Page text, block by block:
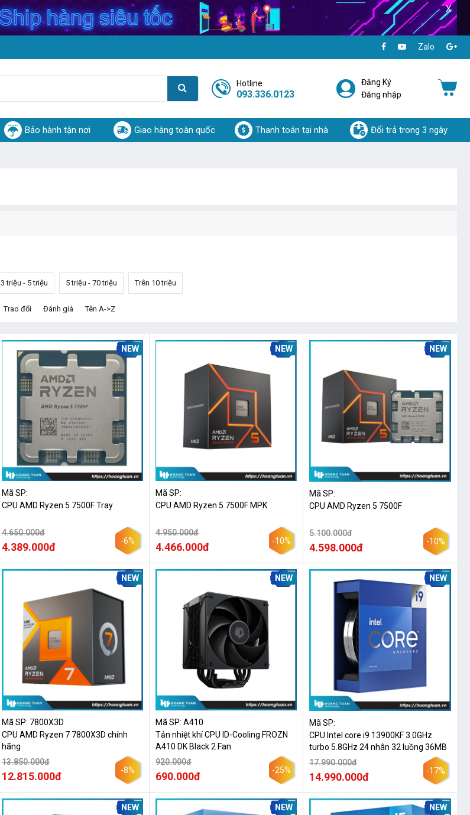
X
Zalo
Hotline
093.336.0123
Đăng Ký
Đăng nhập
Bảo hành tận nơi Giao hàng toàn quốc Thanh toán tại nhà Đổi trả trong 3 ngày
3 triệu - 5 triệu 5 triệu - 70 triệu Trên 10 triệu
Trao đổi Đánh giá Tên A->Z
NEW
Mã SP:
CPU AMD Ryzen 5 7500F Tray
4.650.000đ
4.389.000đ
-6%
NEW
Mã SP:
CPU AMD Ryzen 5 7500F MPK
4.950.000đ
4.466.000đ
-10%
NEW
Mã SP:
CPU AMD Ryzen 5 7500F
5.100.000đ
4.598.000đ
-10%
NEW
Mã SP: 7800X3D
CPU AMD Ryzen 7 7800X3D chính
hãng
13.850.000đ
12.815.000đ
-8%
NEW
Mã SP: A410
Tản nhiệt khí CPU ID-Cooling FROZN
A410 DK Black 2 Fan
920.000đ
690.000đ
-25%
NEW
Mã SP:
CPU Intel core i9 13900KF 3.0GHz
turbo 5.8GHz 24 nhân 32 luồng 36MB
17.990.000đ
14.990.000đ
-17%
NEW NEW NEW